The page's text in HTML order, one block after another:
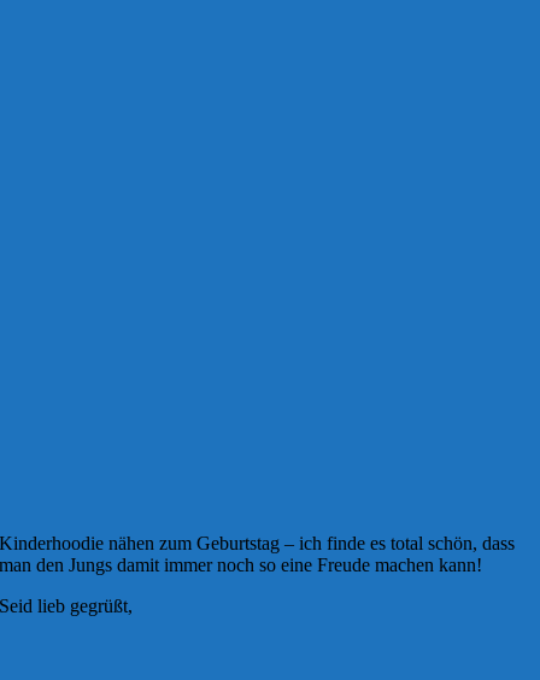
Kinderhoodie nähen zum Geburtstag – ich finde es total schön, dass
man den Jungs damit immer noch so eine Freude machen kann!
Seid lieb gegrüßt,